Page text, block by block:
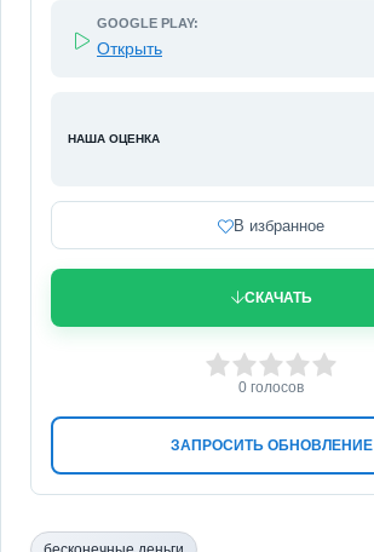
GOOGLE PLAY:
Открыть
НАША ОЦЕНКА
В избранное
СКАЧАТЬ
ЗАПРОСИТЬ ОБНОВЛЕНИЕ
3 4 5
0 голосов